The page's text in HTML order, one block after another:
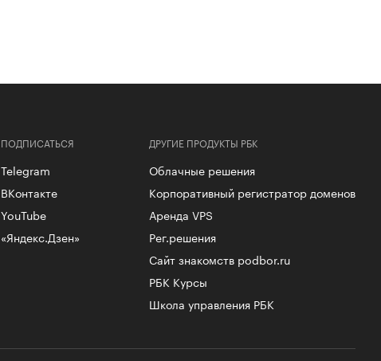
ДРУГИЕ ПРОДУКТЫ РБК
Облачные решения
Корпоративный регистратор доменов
Аренда VPS
Рег.решения
Сайт знакомств podbor.ru
РБК Курсы
Школа управления РБК
ПОДПИСАТЬСЯ
Telegram
ВКонтакте
YouTube
«Яндекс.Дзен»